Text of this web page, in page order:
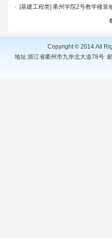
·
[基建工程类] 衢州学院2号教学楼装
Copyright © 2014 All
地址:浙江省衢州市九华北大道78号